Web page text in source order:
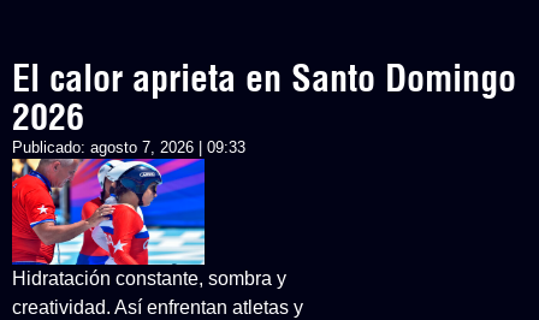
El calor aprieta en Santo Domingo
2026
Publicado: agosto 7, 2026 | 09:33
Hidratación constante, sombra y
creatividad. Así enfrentan atletas y